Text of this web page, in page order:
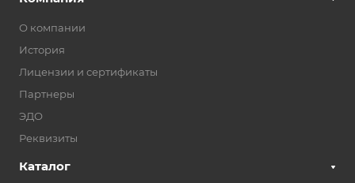
О компании
История
Лицензии и сертификаты
Партнеры
ЭДО
Реквизиты
Каталог